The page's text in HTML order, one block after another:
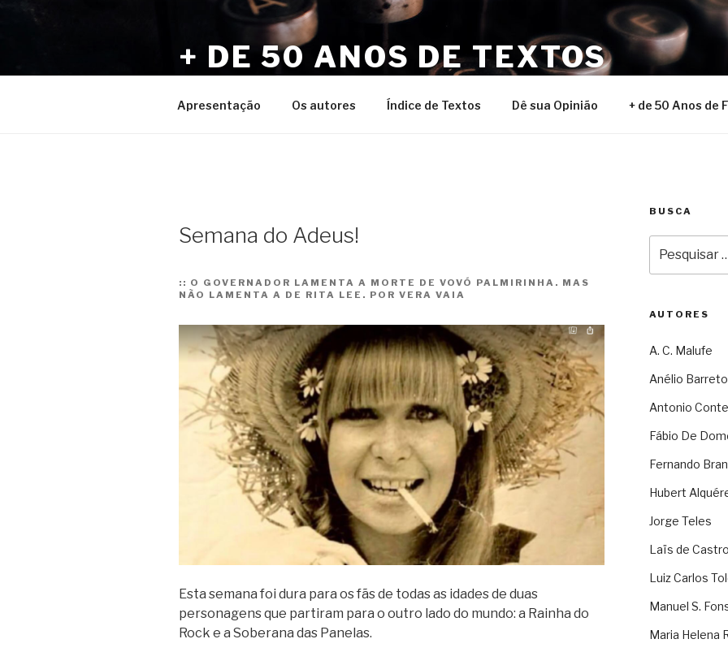
Pular
+ DE 50 ANOS DE TEXTOS
Apresentação Os autores Índice de Textos Dê sua Opinião + de 50 Anos de
Semana do Adeus!
:: O GOVERNADOR LAMENTA A MORTE DE VOVÓ PALMIRINHA. MAS
NÃO LAMENTA A DE RITA LEE. POR VERA VAIA
Esta semana foi dura para os fãs de todas as idades de duas
personagens que partiram para o outro lado do mundo: a Rainha do
Rock e a Soberana das Panelas.
BUSCA
por:
AUTORES
A. C. Malufe
Anélio Barreto
Antonio
Fábio De
Fernando
Hubert
Jorge Teles
Laïs de Castro
Luiz Carlos
Manuel S.
Maria Helena